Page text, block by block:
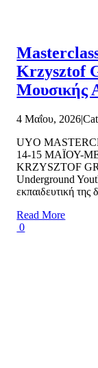
Krzysztof
Μουσικής
4 Μαΐου, 2026|
UYO
14-15 ΜΑΪΟΥ-
KRZYSZTOF
Underground
εκπαιδευτική της
Read More
0